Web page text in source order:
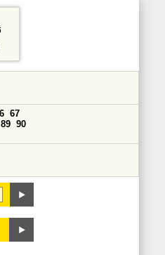
67
89 90